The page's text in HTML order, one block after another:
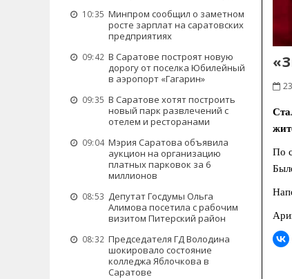
10:35 Минпром сообщил о заметном
росте зарплат на саратовских
предприятиях
09:42 В Саратове построят новую
дорогу от поселка Юбилейный
в аэропорт «Гагарин»
09:35 В Саратове хотят построить
новый парк развлечений с
отелем и ресторанами
09:04 Мэрия Саратова объявила
аукцион на организацию
платных парковок за 6
миллионов
08:53 Депутат Госдумы Ольга
Алимова посетила с рабочим
визитом Питерский район
08:32 Председателя ГД Володина
шокировало состояние
колледжа Яблочкова в
Саратове
По